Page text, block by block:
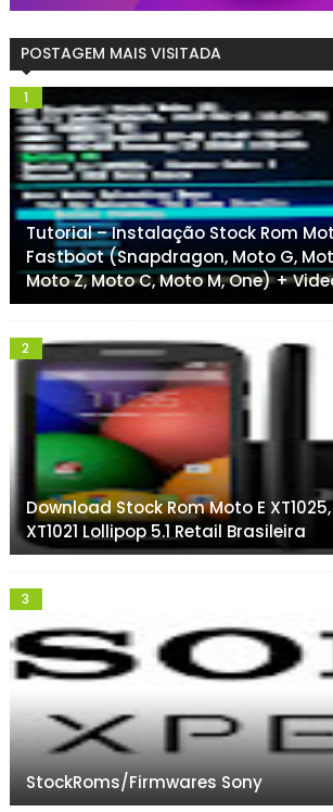
POSTAGEM MAIS VISITADA
Tutorial – Instalação Stock Rom
Fastboot (Snapdragon, Moto G,
Moto Z, Moto C, Moto M, One) +
Download Stock Rom Moto E XT1025,
XT1021 Lollipop 5.1 Retail Brasileira
StockRoms/Firmwares Sony